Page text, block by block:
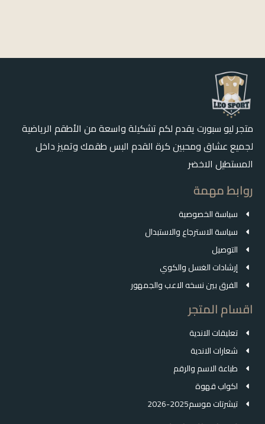
متجر ليو سبورت يقدم لكم تشكيلة واسعة من الأطقم الرياضية
لجميع عشاق ومحبين كرة القدم البس طقمك وتميز داخل
المستطيل الاخضر
روابط مهمة
سياسة الخصوصية
سياسة الاسترجاع والاستبدال
التوصيل
إرشادات الغسل والكوي
الفرق بين نسخه الاعب والجمهور
اقسام المتجر
تعليقات الاندية
شعارات الاندية
طباعة الاسم والرقم
اكواب قهوة
تيشرتات موسم2025-2026